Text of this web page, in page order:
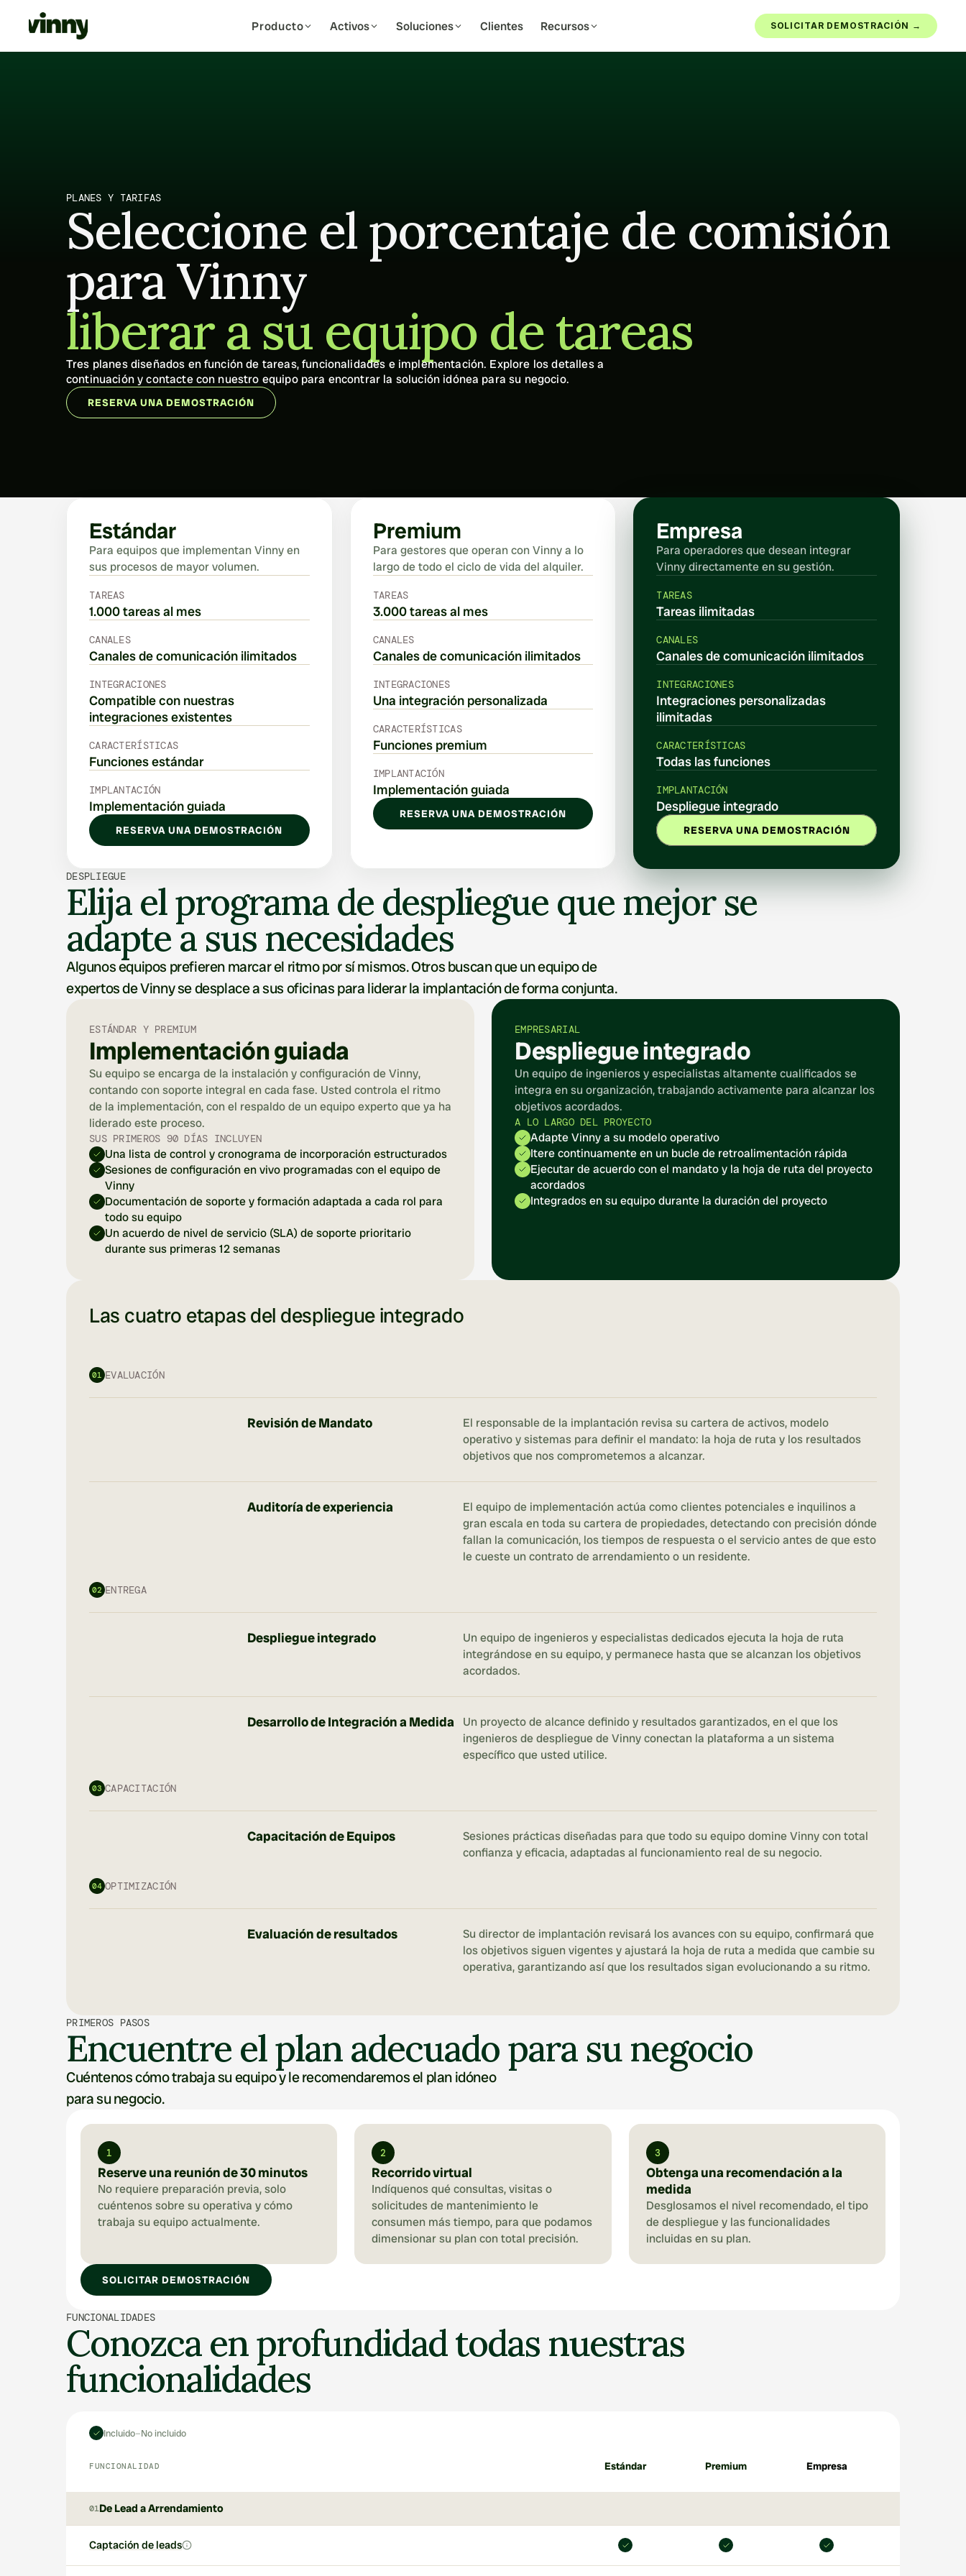
Producto Activos Soluciones Clientes Recursos SOLICITAR DEMOSTRACIÓN →
Recorridos
Reserve, confirme y envíe recordatorios,
Controles y verificaciones
automatizados
Firma digital
Firme el contrato de arrendamiento en
reduzca la morosidad
Renovaciones
Predecir, fidelizar y renovar
Portal del Residente
Autogestionable para cada solicitud
Flujos de nutrición de contactos
Secuencias de goteo automatizadas
Monitorice la desocupación y proteja el
NOI
Informes personalizados
Protección de datos de nivel
empresarial
API abierta
Desarrolle sobre la plataforma Vinny
PLANES Y TARIFAS
Seleccione el porcentaje de comisión
para Vinny
liberar a su equipo de tareas
Tres planes diseñados en función de tareas, funcionalidades e implementación. Explore los detalles a
continuación y contacte con nuestro equipo para encontrar la solución idónea para su negocio.
RESERVA UNA DEMOSTRACIÓN
Estándar
Para equipos que implementan Vinny en
sus procesos de mayor volumen.
TAREAS
1.000 tareas al mes
CANALES
Canales de comunicación ilimitados
INTEGRACIONES
Compatible con nuestras
integraciones existentes
CARACTERÍSTICAS
Funciones estándar
IMPLANTACIÓN
Implementación guiada
RESERVA UNA DEMOSTRACIÓN
Premium
Para gestores que operan con Vinny a lo
largo de todo el ciclo de vida del alquiler.
TAREAS
3.000 tareas al mes
CANALES
Canales de comunicación ilimitados
INTEGRACIONES
Una integración personalizada
CARACTERÍSTICAS
Funciones premium
IMPLANTACIÓN
Implementación guiada
RESERVA UNA DEMOSTRACIÓN
Empresa
Para operadores que desean integrar
Vinny directamente en su gestión.
TAREAS
Tareas ilimitadas
CANALES
Canales de comunicación ilimitados
INTEGRACIONES
Integraciones personalizadas
ilimitadas
CARACTERÍSTICAS
Todas las funciones
IMPLANTACIÓN
Despliegue integrado
RESERVA UNA DEMOSTRACIÓN
DESPLIEGUE
Elija el programa de despliegue que mejor se
adapte a sus necesidades
Algunos equipos prefieren marcar el ritmo por sí mismos. Otros buscan que un equipo de
expertos de Vinny se desplace a sus oficinas para liderar la implantación de forma conjunta.
ESTÁNDAR Y PREMIUM
Implementación guiada
Su equipo se encarga de la instalación y configuración de Vinny,
contando con soporte integral en cada fase. Usted controla el ritmo
de la implementación, con el respaldo de un equipo experto que ya ha
liderado este proceso.
SUS PRIMEROS 90 DÍAS INCLUYEN
Una lista de control y cronograma de incorporación estructurados
Sesiones de configuración en vivo programadas con el equipo de
Vinny
Documentación de soporte y formación adaptada a cada rol para
todo su equipo
Un acuerdo de nivel de servicio (SLA) de soporte prioritario
durante sus primeras 12 semanas
EMPRESARIAL
Despliegue integrado
Un equipo de ingenieros y especialistas altamente cualificados se
integra en su organización, trabajando activamente para alcanzar los
objetivos acordados.
A LO LARGO DEL PROYECTO
Adapte Vinny a su modelo operativo
Itere continuamente en un bucle de retroalimentación rápida
Ejecutar de acuerdo con el mandato y la hoja de ruta del proyecto
acordados
Integrados en su equipo durante la duración del proyecto
Las cuatro etapas del despliegue integrado
01 EVALUACIÓN
Revisión de Mandato
El responsable de la implantación revisa su cartera de activos, modelo
operativo y sistemas para definir el mandato: la hoja de ruta y los resultados
objetivos que nos comprometemos a alcanzar.
Auditoría de experiencia
El equipo de implementación actúa como clientes potenciales e inquilinos a
gran escala en toda su cartera de propiedades, detectando con precisión dónde
fallan la comunicación, los tiempos de respuesta o el servicio antes de que esto
le cueste un contrato de arrendamiento o un residente.
02 ENTREGA
Despliegue integrado
Un equipo de ingenieros y especialistas dedicados ejecuta la hoja de ruta
integrándose en su equipo, y permanece hasta que se alcanzan los objetivos
acordados.
Desarrollo de Integración a Medida
Un proyecto de alcance definido y resultados garantizados, en el que los
ingenieros de despliegue de Vinny conectan la plataforma a un sistema
específico que usted utilice.
03 CAPACITACIÓN
Capacitación de Equipos
Sesiones prácticas diseñadas para que todo su equipo domine Vinny con total
confianza y eficacia, adaptadas al funcionamiento real de su negocio.
04 OPTIMIZACIÓN
Evaluación de resultados
Su director de implantación revisará los avances con su equipo, confirmará que
los objetivos siguen vigentes y ajustará la hoja de ruta a medida que cambie su
operativa, garantizando así que los resultados sigan evolucionando a su ritmo.
PRIMEROS PASOS
Encuentre el plan adecuado para su negocio
Cuéntenos cómo trabaja su equipo y le recomendaremos el plan idóneo
para su negocio.
1
Reserve una reunión de 30 minutos
No requiere preparación previa, solo
cuéntenos sobre su operativa y cómo
trabaja su equipo actualmente.
2
Recorrido virtual
Indíquenos qué consultas, visitas o
solicitudes de mantenimiento le
consumen más tiempo, para que podamos
dimensionar su plan con total precisión.
3
Obtenga una recomendación a la
medida
Desglosamos el nivel recomendado, el tipo
de despliegue y las funcionalidades
incluidas en su plan.
SOLICITAR DEMOSTRACIÓN
FUNCIONALIDADES
Conozca en profundidad todas nuestras
funcionalidades
Incluido–No incluido
FUNCIONALIDAD Estándar Premium Empresa
01De Lead a Arrendamiento
Captación de leads